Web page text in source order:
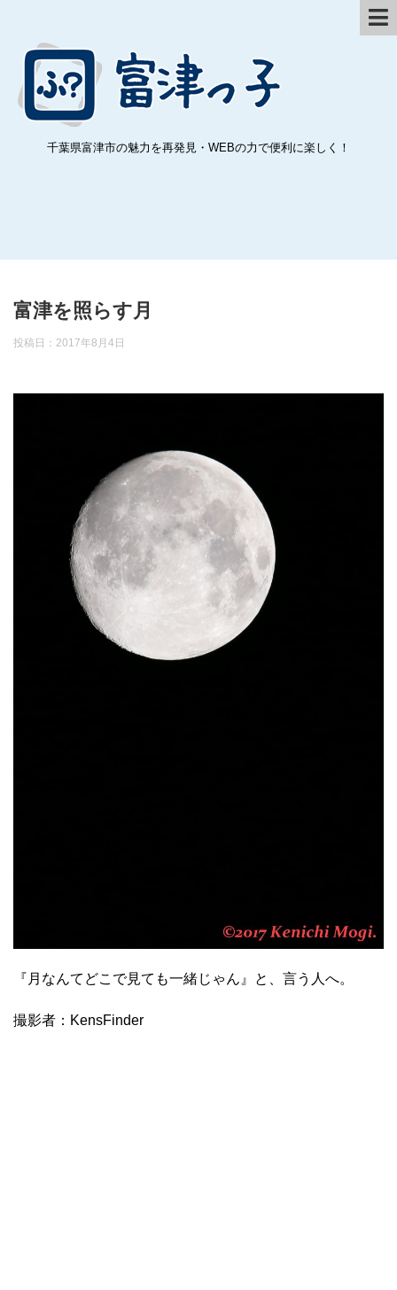
千葉県富津市の魅力を再発見・WEBの力で便利に楽しく！
富津を照らす月
投稿日： 2017年8月4日
『月なんてどこで見ても一緒じゃん』と、言う人へ。
撮影者：KensFinder